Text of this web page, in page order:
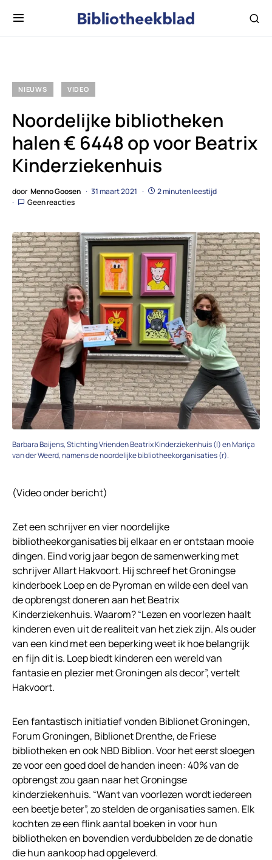
NIEUWS VIDEO
Noordelijke bibliotheken
halen € 6448 op voor Beatrix
Kinderziekenhuis
door Menno Goosen 31 maart 2021
2 minuten leestijd
Geen reacties
Barbara Baijens, Stichting Vrienden Beatrix Kinderziekenhuis (l) en Mariça
van der Weerd, namens de noordelijke bibliotheekorganisaties (r).
(Video onder bericht)
Zet een schrijver en vier noordelijke
bibliotheekorganisaties bij elkaar en er ontstaan mooie
dingen. Eind vorig jaar begon de samenwerking met
schrijver Allart Hakvoort. Hij schreef het Groningse
kinderboek Loep en de Pyroman en wilde een deel van
de opbrengst doneren aan het Beatrix
Kinderziekenhuis. Waarom? “Lezen en voorlezen haalt
kinderen even uit de realiteit van het ziek zijn. Als ouder
van een kind met een beperking weet ik hoe belangrijk
en fijn dit is. Loep biedt kinderen een wereld van
fantasie en plezier met Groningen als decor”, vertelt
Hakvoort.
Een fantastisch initiatief vonden Biblionet Groningen,
Forum Groningen, Biblionet Drenthe, de Friese
bibliotheken en ook NBD Biblion. Voor het eerst sloegen
ze voor een goed doel de handen ineen: 40% van de
opbrengst zou gaan naar het Groningse
kinderziekenhuis. “Want van voorlezen wordt iedereen
een beetje beter”, zo stelden de organisaties samen. Elk
kochten ze een flink aantal boeken in voor hun
bibliotheken en bovendien verdubbelden ze de donatie
die hun aankoop had opgeleverd.